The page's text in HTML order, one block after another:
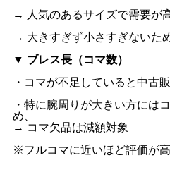
→ 人気のあるサイズで需要が
→ 大きすぎず小さすぎないた
▼ ブレス長（コマ数）
・コマが不足していると中古
・特に腕周りが大きい方には
め、
→ コマ欠品は減額対象
※フルコマに近いほど評価が高